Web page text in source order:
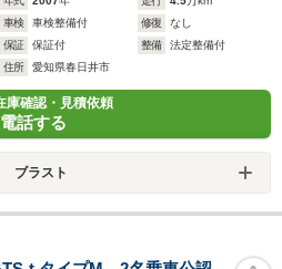
車検
車検整備付 修復
なし
保証
保証付 整備
法定整備付
住所
愛知県春日井市
庫確認・見積依頼
電話する
ブラスト